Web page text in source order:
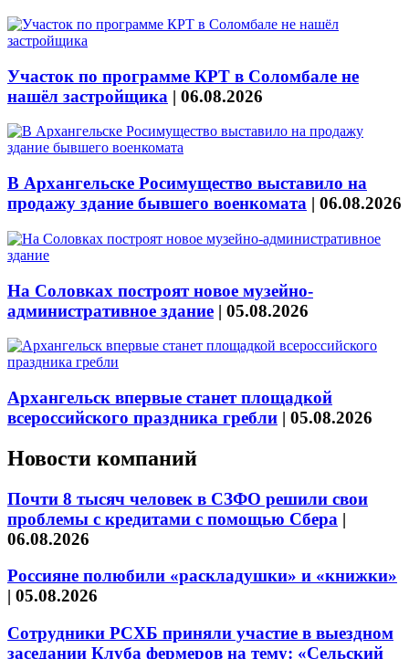
Участок по программе КРТ в Соломбале не
нашёл застройщика | 06.08.2026
В Архангельске Росимущество выставило на
продажу здание бывшего военкомата | 06.08.2026
На Соловках построят новое музейно-
административное здание | 05.08.2026
Архангельск впервые станет площадкой
всероссийского праздника гребли | 05.08.2026
Новости компаний
Почти 8 тысяч человек в СЗФО решили свои
проблемы с кредитами с помощью Сбера |
06.08.2026
Россияне полюбили «раскладушки» и «книжки»
| 05.08.2026
Сотрудники РСХБ приняли участие в выездном
заседании Клуба фермеров на тему: «Сельский